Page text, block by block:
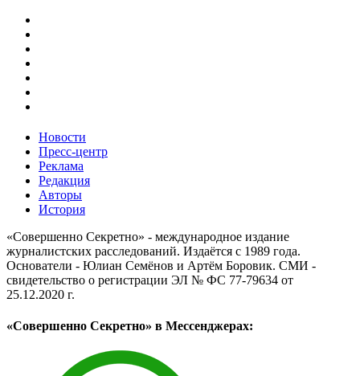
Новости
Пресс-центр
Реклама
Редакция
Авторы
История
«Совершенно Секретно» - международное издание
журналистских расследований. Издаётся с 1989 года.
Основатели - Юлиан Семёнов и Артём Боровик. CМИ -
свидетельство о регистрации ЭЛ № ФС 77-79634 от
25.12.2020 г.
«Совершенно Секретно» в Мессенджерах: